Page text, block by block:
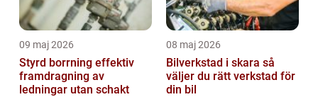
09 maj 2026
Styrd borrning effektiv
framdragning av
ledningar utan schakt
08 maj 2026
Bilverkstad i skara så
väljer du rätt verkstad för
din bil